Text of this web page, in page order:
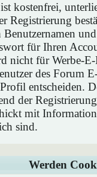
kostenfrei,
Registrierung
Benutzernamen
für Ihren
nicht für Werbe-
des Forum
entscheiden.
der
mit
sind.
Werden